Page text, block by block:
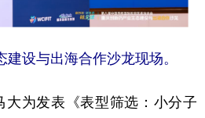
设与出海合作沙龙现场。
为发表《表型筛选：小分子